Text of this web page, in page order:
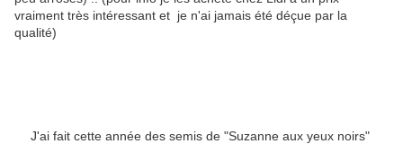
vraiment très intéressant et je n'ai jamais été déçue par la
qualité)
J'ai fait cette année des semis de "Suzanne aux yeux noirs"